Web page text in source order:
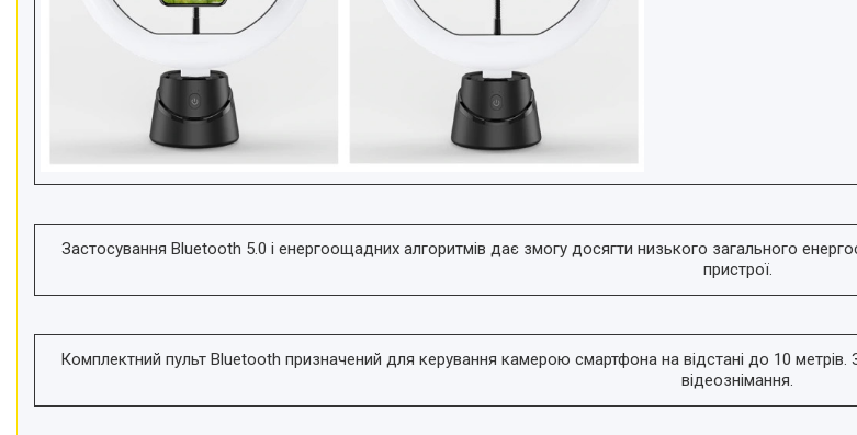
Застосування Bluetooth 5.0 і енергоощадних алгоритмів дає змогу досягти низького загального
пристрої.
Комплектний пульт Bluetooth призначений для керування камерою смартфона на відстані до 10
відеознімання.